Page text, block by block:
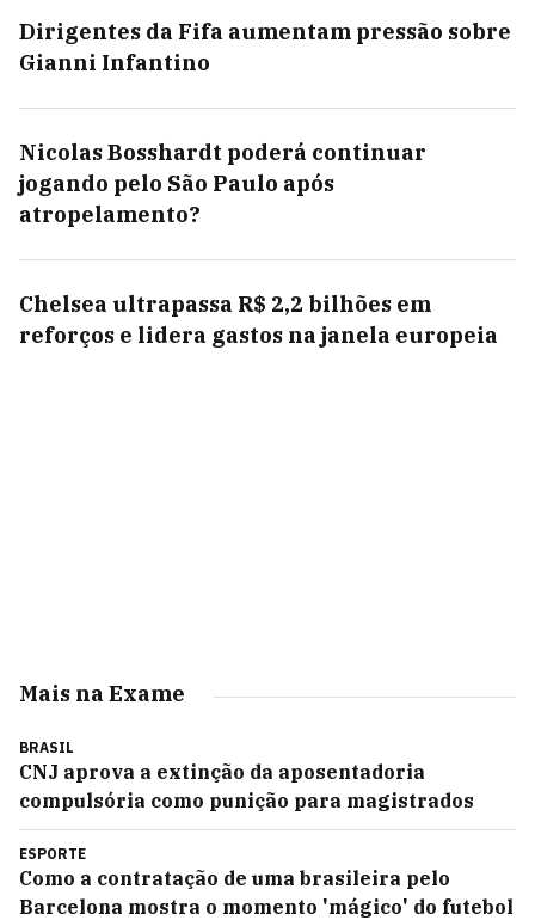
Dirigentes da Fifa aumentam pressão sobre
Gianni Infantino
Nicolas Bosshardt poderá continuar
jogando pelo São Paulo após
atropelamento?
Chelsea ultrapassa R$ 2,2 bilhões em
reforços e lidera gastos na janela europeia
Mais na Exame
BRASIL
CNJ aprova a extinção da aposentadoria
compulsória como punição para magistrados
ESPORTE
Como a contratação de uma brasileira pelo
Barcelona mostra o momento 'mágico' do futebol